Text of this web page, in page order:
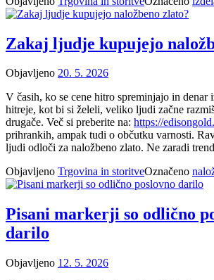
Zakaj ljudje kupujejo
Objavljeno 20. 5. 2026
V časih, ko se cene hitro spreminjajo in denar
hitreje, kot bi si želeli, veliko ljudi začne
drugače. Več si preberite na: https://
prihrankih, ampak tudi o občutku varnosti.
ljudi odloči za naložbeno zlato. Ne zaradi
Objavljeno Trgovina in storitveOznačeno
Pisani markerji so odlično
darilo
Objavljeno 12. 5. 2026